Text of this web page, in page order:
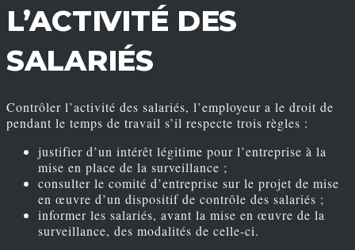
L’ACTIVITÉ DES
SALARIÉS
Contrôler l’activité des salariés, l’employeur a le droit de
pendant le temps de travail s’il respecte trois règles :
justifier d’un intérêt légitime pour l’entreprise à la
mise en place de la surveillance ;
consulter le comité d’entreprise sur le projet de mise
en œuvre d’un dispositif de contrôle des salariés ;
informer les salariés, avant la mise en œuvre de la
surveillance, des modalités de celle-ci.